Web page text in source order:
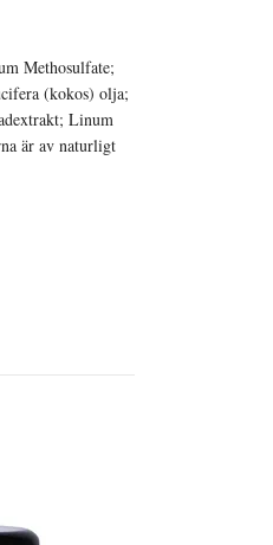
Methosulfate;
(kokos) olja;
Linum
är av naturligt